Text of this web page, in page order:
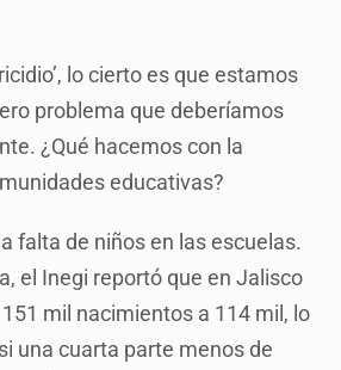
lo cierto es que estamos
problema que deberíamos
¿Qué hacemos con la
educativas?
falta de niños en las escuelas.
el Inegi reportó que en Jalisco
mil nacimientos a 114 mil, lo
una cuarta parte menos de